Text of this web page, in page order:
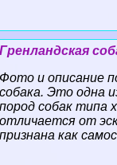
Гренландская
Фото и описание
собака. Это одна
пород собак типа
отличается от
признана как